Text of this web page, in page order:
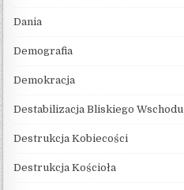
Dania
Demografia
Demokracja
Destabilizacja Bliskiego Wschodu
Destrukcja Kobiecości
Destrukcja Kościoła